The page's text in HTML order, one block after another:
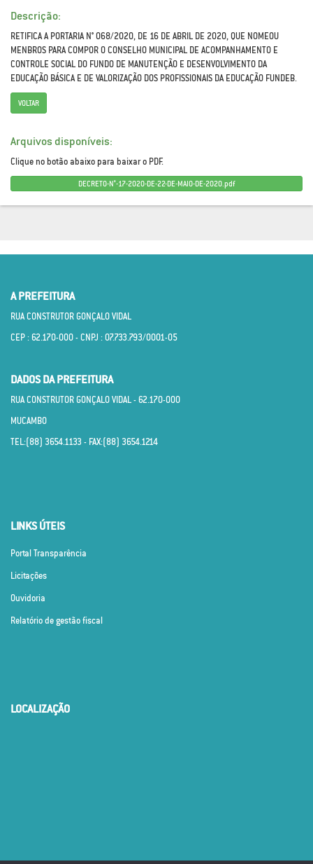
Descrição:
RETIFICA A PORTARIA N° 068/2020, DE 16 DE ABRIL DE 2020, QUE NOMEOU
MENBROS PARA COMPOR O CONSELHO MUNICIPAL DE ACOMPANHAMENTO E
CONTROLE SOCIAL DO FUNDO DE MANUTENÇÃO E DESENVOLVIMENTO DA
EDUCAÇÃO BÁSICA E DE VALORIZAÇÃO DOS PROFISSIONAIS DA EDUCAÇÃO FUNDEB.
VOLTAR
Arquivos disponíveis:
Clique no botão abaixo para baixar o PDF.
DECRETO-N°-17-2020-DE-22-DE-MAIO-DE-2020.pdf
A PREFEITURA
RUA CONSTRUTOR GONÇALO VIDAL
CEP : 62.170­-000 - CNPJ : 07.733.793/0001­-05
DADOS DA PREFEITURA
RUA CONSTRUTOR GONÇALO VIDAL - 62.170­-000
MUCAMBO
TEL:(88) 3654.1133 - FAX:(88) 3654.1214
LINKS ÚTEIS
Portal Transparência
Licitações
Ouvidoria
Relatório de gestão fiscal
LOCALIZAÇÃO